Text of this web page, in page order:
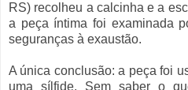
RS) recolheu a calcinha e a
a peça íntima foi examinada
seguranças à exaustão.
A única conclusão: a peça foi
uma sílfide. Sem saber o